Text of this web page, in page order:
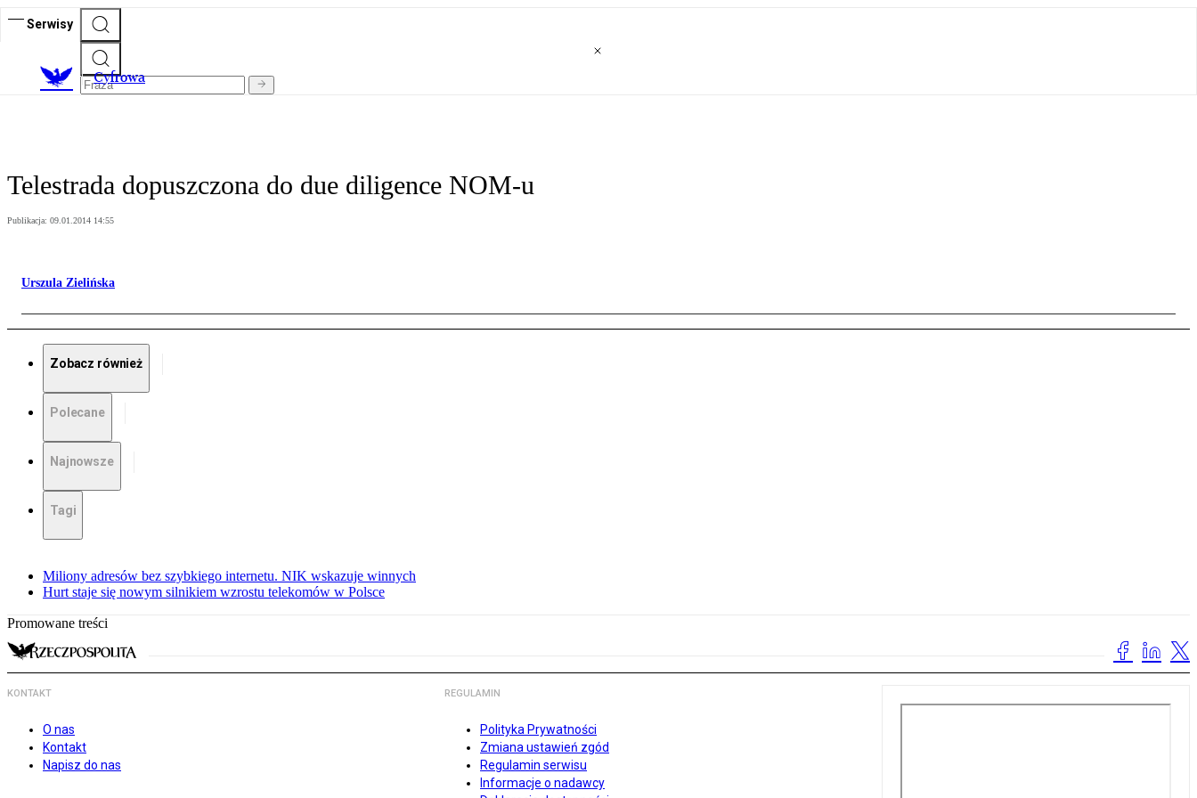
Serwisy
Cyfrowa
Telestrada dopuszczona do due diligence NOM-u
Publikacja: 09.01.2014 14:55
Urszula Zielińska
Zobacz również
Polecane
Najnowsze
Tagi
Miliony adresów bez szybkiego internetu. NIK wskazuje winnych
Hurt staje się nowym silnikiem wzrostu telekomów w Polsce
Promowane treści
KONTAKT
O nas
Kontakt
Napisz do nas
REGULAMIN
Polityka Prywatności
Zmiana ustawień zgód
Regulamin serwisu
Informacje o nadawcy